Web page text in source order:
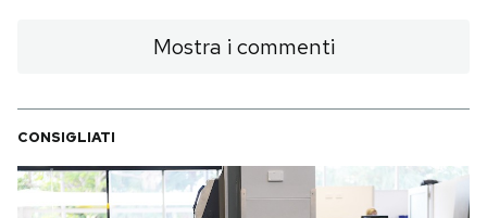
Mostra i commenti
CONSIGLIATI